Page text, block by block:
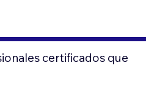
certificados que